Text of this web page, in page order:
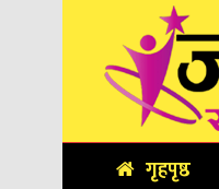
गृहपृष्ठ